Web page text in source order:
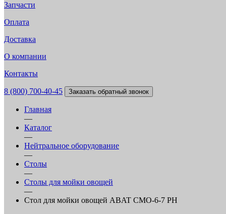
Запчасти
Оплата
Доставка
О компании
Контакты
8 (800) 700-40-45 Заказать обратный звонок
Главная
—
Каталог
—
Нейтральное оборудование
—
Столы
—
Столы для мойки овощей
—
Стол для мойки овощей ABAT СМО‑6‑7 РН